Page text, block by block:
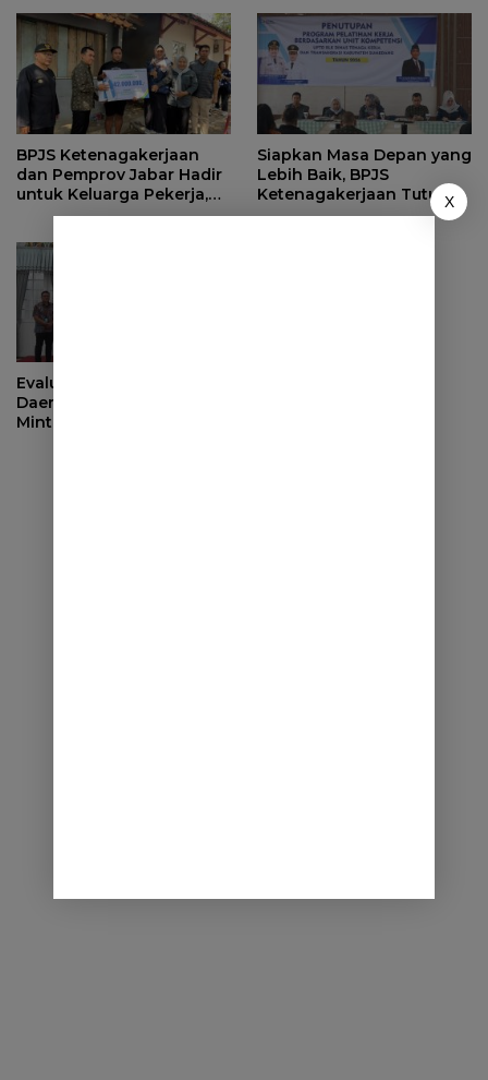
BPJS Ketenagakerjaan
dan Pemprov Jabar Hadir
untuk Keluarga Pekerja,
Serahkan Manfaat kepada
Siapkan Masa Depan yang
Lebih Baik, BPJS
Ketenagakerjaan Tutup
Program Persiapan Kerja
Evaluasi Pendapatan
Daerah, Bupati Sumedang
Minta OPD Perkuat Sinergi
X